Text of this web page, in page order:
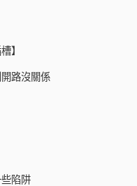
】
路沒關係
陷阱